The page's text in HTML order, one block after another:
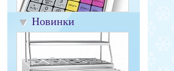
Новинки